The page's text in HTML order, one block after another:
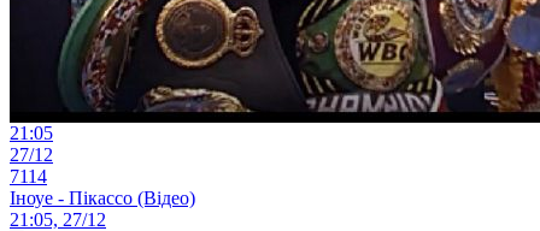
21:05
27/12
7114
Іноуе - Пікассо (Відео)
21:05, 27/12